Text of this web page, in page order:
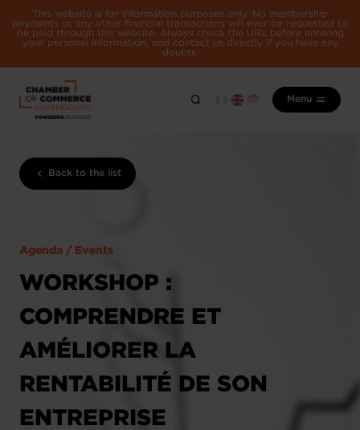
This website is for information purposes only. No membership
payments or any other financial transactions will ever be requested to
be paid through this website. Always check the URL before entering
your personal information, and contact us directly if you have any
doubts.
Menu
Back to the list
Agenda / Events
WORKSHOP :
COMPRENDRE ET
AMÉLIORER LA
RENTABILITÉ DE SON
ENTREPRISE